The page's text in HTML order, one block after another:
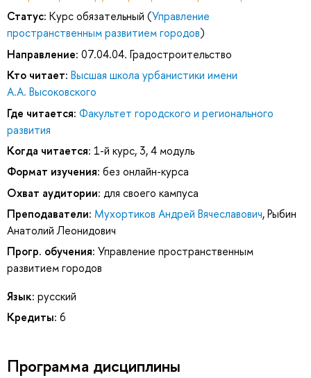
Статус: Курс обязательный (Управление
пространственным развитием городов)
Направление: 07.04.04. Градостроительство
Кто читает: Высшая школа урбанистики имени
А.А. Высоковского
Где читается: Факультет городского и регионального
развития
Когда читается: 1-й курс, 3, 4 модуль
Формат изучения: без онлайн-курса
Охват аудитории: для своего кампуса
Преподаватели: Мухортиков Андрей Вячеславович,Рыбин
Анатолий Леонидович
Прогр. обучения: Управление пространственным
развитием городов
Язык: русский
Кредиты: 6
Программа дисциплины